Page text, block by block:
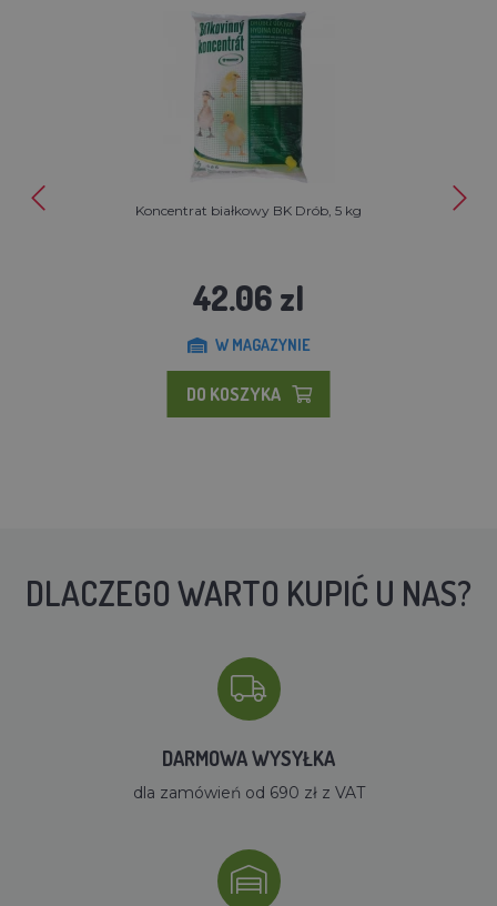
Koncentrat białkowy BK Drób, 5 kg
42.06 zl
W MAGAZYNIE
DO KOSZYKA
DLACZEGO WARTO KUPIĆ U NAS?
DARMOWA WYSYŁKA
dla zamówień od 690 zł z VAT